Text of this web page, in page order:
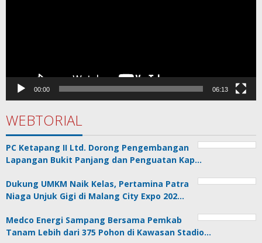
00:00 06:13
WEBTORIAL
PC Ketapang II Ltd. Dorong Pengembangan
Lapangan Bukit Panjang dan Penguatan Kap…
Dukung UMKM Naik Kelas, Pertamina Patra
Niaga Unjuk Gigi di Malang City Expo 202…
Medco Energi Sampang Bersama Pemkab
Tanam Lebih dari 375 Pohon di Kawasan Stadio…